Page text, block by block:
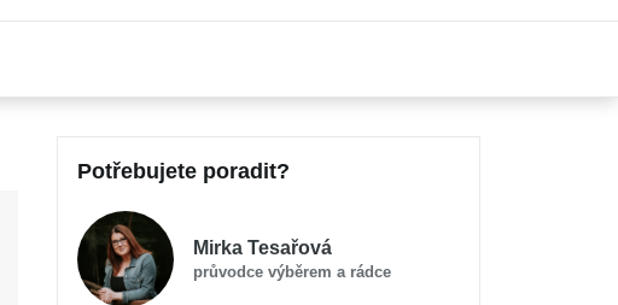
Potřebujete poradit?
Mirka Tesařová
průvodce výběrem a rádce